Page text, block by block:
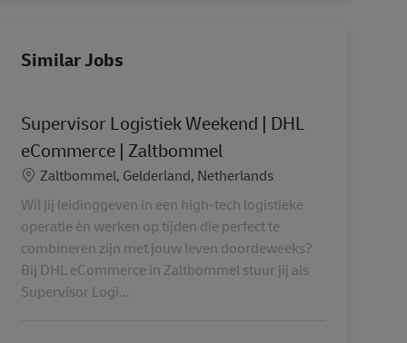
Similar Jobs
Supervisor Logistiek Weekend | DHL
eCommerce | Zaltbommel
Location
Zaltbommel, Gelderland, Netherlands
Wil jij leidinggeven in een high-tech logistieke
operatie én werken op tijden die perfect te
combineren zijn met jouw leven doordeweeks?
Bij DHL eCommerce in Zaltbommel stuur jij als
Supervisor Logi...